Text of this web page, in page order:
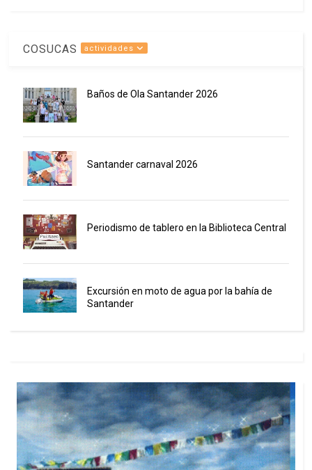
COSUCAS actividades
Baños de Ola Santander 2026
Santander carnaval 2026
Periodismo de tablero en la Biblioteca Central
Excursión en moto de agua por la bahía de
Santander